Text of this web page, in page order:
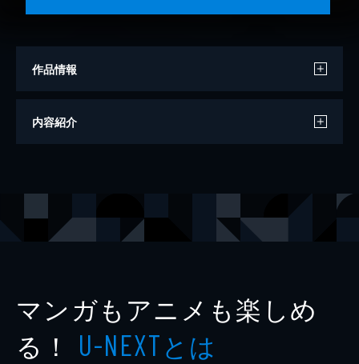
作品情報
著者
内容紹介
マンガもアニメも楽しめ
る！ U-NEXTとは